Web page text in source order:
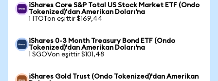
iShares Core S&P Total US Stock Market ETF (Ondo
Tokenized)'dan Amerikan Doları'na
1 ITOTon eşittir $169,44
iShares 0-3 Month Treasury Bond ETF (Ondo
Tokenized)'dan Amerikan Doları'na
1 SGOVon eşittir $101,48
iShares Gold Trust (Ondo Tokenized)'dan Amerikan